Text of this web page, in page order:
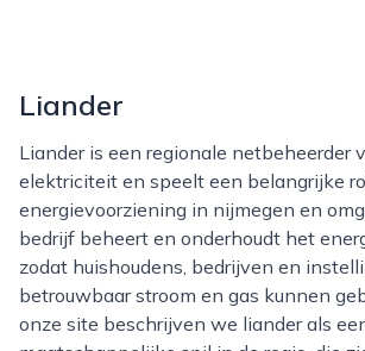
Liander
Liander is een regionale netbeheerder voor gas en
elektriciteit en speelt een belangrijke
energievoorziening in nijmegen en
bedrijf beheert en onderhoudt het
zodat huishoudens, bedrijven en
betrouwbaar stroom en gas kunnen
onze site beschrijven we liander als